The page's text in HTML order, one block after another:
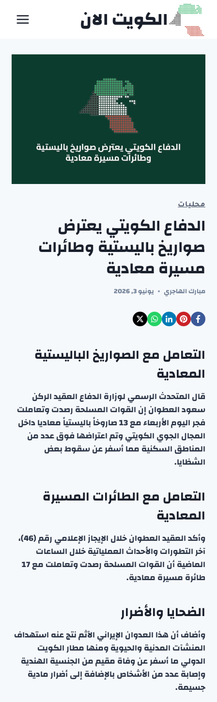
التجاوز
المحتوى
الكويت الان
محليات
الدفاع الكويتي يعترض
صواريخ باليستية وطائرات
مسيرة معادية
مبارك الهاجري يونيو 3, 2026
التعامل مع الصواريخ الباليستية
المعادية
قال المتحدث الرسمي لوزارة الدفاع العقيد الركن
سعود العطوان إن القوات المسلحة رصدت وتعاملت
فجر اليوم الأربعاء مع 13 صاروخاً باليستياً معاديا داخل
المجال الجوي الكويتي وتم اعتراضها فوق عدد من
المناطق السكنية مما أسفر عن سقوط بعض
الشظايا.
التعامل مع الطائرات المسيرة
المعادية
وأكد العقيد العطوان خلال الإيجاز الإعلامي رقم (46)،
آخر التطورات والأحداث العملياتية خلال الساعات
الماضية أن القوات المسلحة رصدت وتعاملت مع 17
طائرة مسيرة معادية.
الضحايا والأضرار
وأضاف أن هذا العدوان الإيراني الآثم نتج عنه استهداف
المنشآت المدنية والحيوية ومنها مطار الكويت
الدولي ما أسفر عن وفاة مقيم من الجنسية الهندية
وإصابة عدد من الأشخاص بالإضافة إلى أضرار مادية
جسيمة.